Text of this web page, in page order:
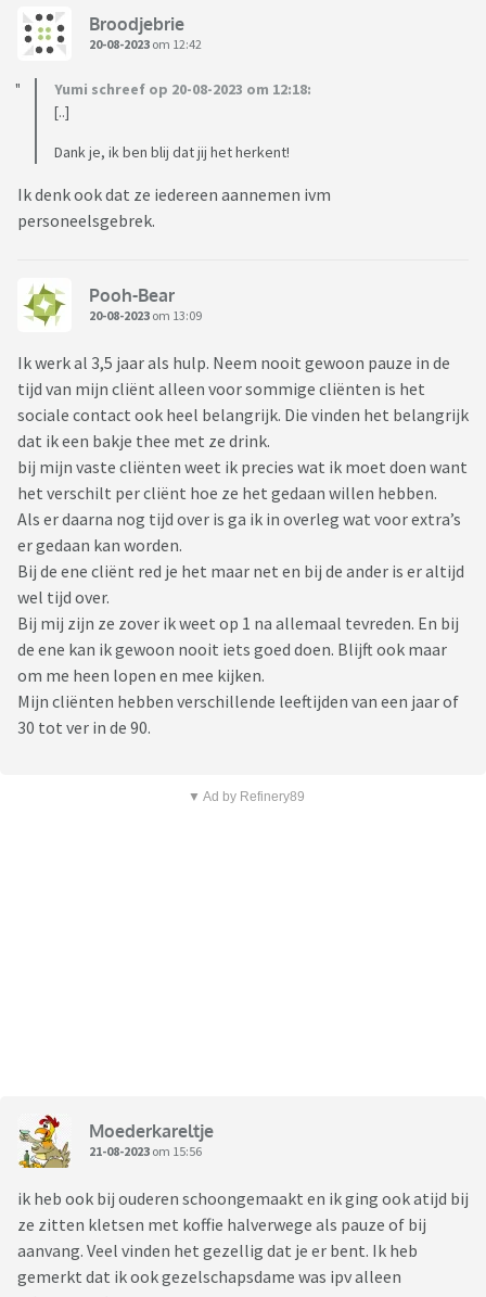
Broodjebrie
20-08-2023 om 12:42
Yumi schreef op 20-08-2023 om 12:18:
[..]
Dank je, ik ben blij dat jij het herkent!
Ik denk ook dat ze iedereen aannemen ivm
personeelsgebrek.
Pooh-Bear
20-08-2023 om 13:09
Ik werk al 3,5 jaar als hulp. Neem nooit gewoon pauze in de
tijd van mijn cliënt alleen voor sommige cliënten is het
sociale contact ook heel belangrijk. Die vinden het belangrijk
dat ik een bakje thee met ze drink.
bij mijn vaste cliënten weet ik precies wat ik moet doen want
het verschilt per cliënt hoe ze het gedaan willen hebben.
Als er daarna nog tijd over is ga ik in overleg wat voor extra’s
er gedaan kan worden.
Bij de ene cliënt red je het maar net en bij de ander is er altijd
wel tijd over.
Bij mij zijn ze zover ik weet op 1 na allemaal tevreden. En bij
de ene kan ik gewoon nooit iets goed doen. Blijft ook maar
om me heen lopen en mee kijken.
Mijn cliënten hebben verschillende leeftijden van een jaar of
30 tot ver in de 90.
▼ Ad by Refinery89
Moederkareltje
21-08-2023 om 15:56
ik heb ook bij ouderen schoongemaakt en ik ging ook atijd bij
ze zitten kletsen met koffie halverwege als pauze of bij
aanvang. Veel vinden het gezellig dat je er bent. Ik heb
gemerkt dat ik ook gezelschapsdame was ipv alleen